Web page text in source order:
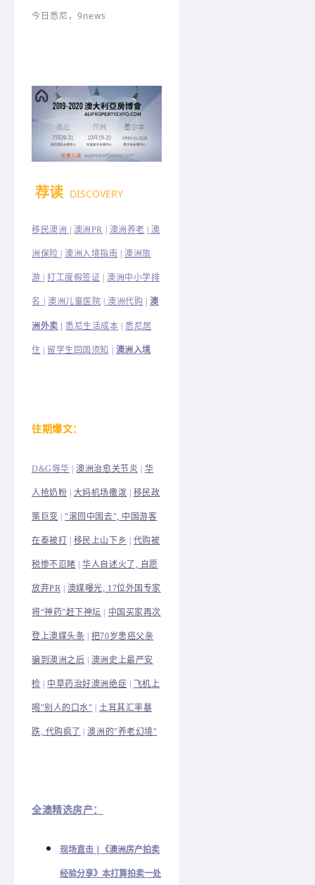
今日悉尼，9news
荐读 DISCOVERY
移民澳洲 | 澳洲PR 澳洲养老 澳
洲保险 |澳洲入境指南 |澳洲旅
游 |打工度假签证 |澳洲中小学排
名
|澳洲儿童医院 澳洲代购 澳
洲外卖 悉尼生活成本 |悉尼居
住 留学生回国须知 澳洲入境
往期爆文：
D&G辱华 |澳洲治愈关节炎 | 华
人抢奶粉 | 大妈机场撒泼 | 移民政
策巨变 |"滚回中国去", 中国游客
在泰被打 | 移民上山下乡 | 代购被
税惨不忍睹 |华人自述火了, 自愿
放弃PR | 澳媒曝光, 17位外国专家
将“神药”赶下神坛 | 中国买家再次
登上澳媒头条 | 把70岁患癌父亲
骗到澳洲之后 | 澳洲史上最严安
检 | 中草药治好澳洲绝症 | 飞机上
喝"别人的口水" | 土耳其汇率暴
跌, 代购疯了 |澳洲的"养老幻境"
全澳精选房产：
现场直击 |《澳洲房产拍卖
经验分享》本打算拍卖一处